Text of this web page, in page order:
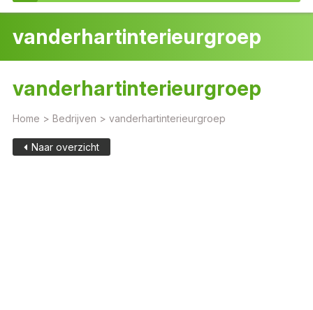
vanderhartinterieurgroep
vanderhartinterieurgroep
Home > Bedrijven > vanderhartinterieurgroep
Naar overzicht